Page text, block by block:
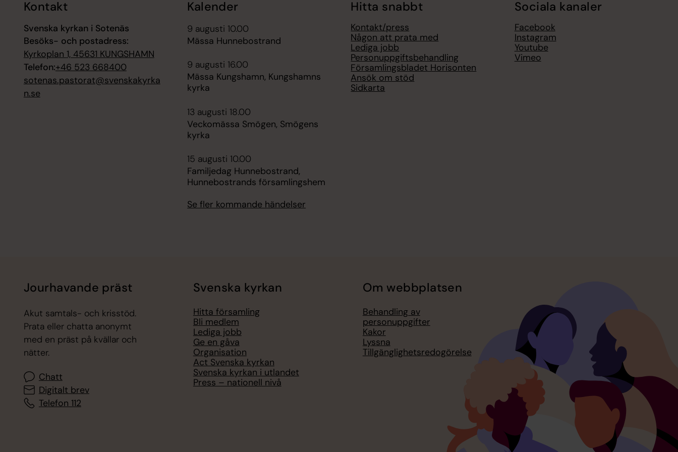
Kontakt
Svenska kyrkan i Sotenäs
Besöks- och postadress:
Kyrkoplan 1, 45631 KUNGSHAMN
Telefon:+46 523 668400
sotenas.pastorat@svenskakyrka
n.se
Kalender
9 augusti 10.00
Mässa Hunnebostrand
9 augusti 16.00
Mässa Kungshamn, Kungshamns
kyrka
13 augusti 18.00
Veckomässa Smögen, Smögens
kyrka
15 augusti 10.00
Familjedag Hunnebostrand,
Hunnebostrands församlingshem
Se fler kommande händelser
Hitta snabbt
Kontakt/press
Någon att prata med
Lediga jobb
Personuppgiftsbehandling
Församlingsbladet Horisonten
Ansök om stöd
Sidkarta
Sociala kanaler
Facebook
Instagram
Youtube
Vimeo
Jourhavande präst
Akut samtals- och krisstöd.
Prata eller chatta anonymt
med en präst på kvällar och
nätter.
Chatt
Digitalt brev
Telefon 112
Svenska kyrkan
Hitta församling
Bli medlem
Lediga jobb
Ge en gåva
Organisation
Act Svenska kyrkan
Svenska kyrkan i utlandet
Press – nationell nivå
Om webbplatsen
Behandling av
personuppgifter
Kakor
Lyssna
Tillgänglighetsredogörelse